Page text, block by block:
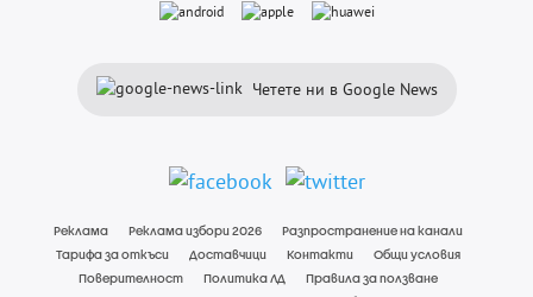
Четете ни в Google News
Реклама Реклама избори 2026
Разпространение на канали
Тарифа за откъси
Доставчици Контакти
Общи условия
Поверителност
Политика ЛД
Правила за ползване